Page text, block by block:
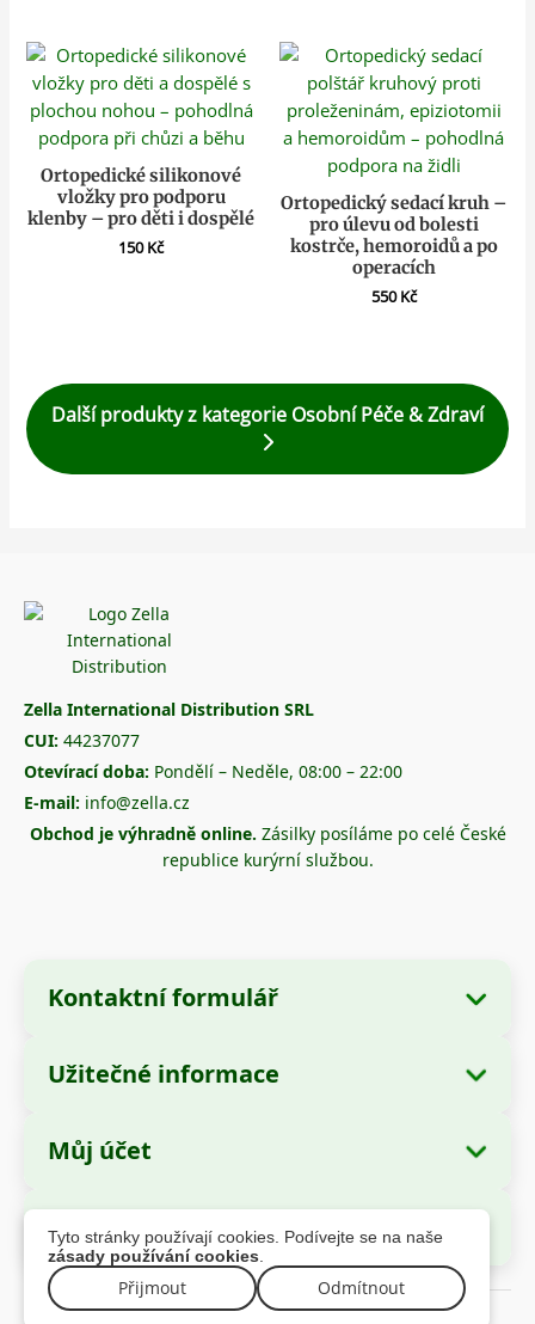
Tyto stránky používají cookies. Podívejte se na naše
zásady používání cookies
Přijmout Odmítnout
Ortopedické silikonové
vložky pro podporu
klenby – pro děti i dospělé
150Kč
Ortopedický sedací kruh –
pro úlevu od bolesti
kostrče, hemoroidů a po
operacích
550Kč
Další produkty z kategorie Osobní Péče & Zdraví
Zella International Distribution SRL
CUI: 44237077
Otevírací doba: Pondělí – Neděle, 08:00 – 22:00
E-mail: info@zella.cz
Obchod je výhradně online. Zásilky posíláme po celé České
republice kurýrní službou.
Kontaktní formulář
Název společnosti:
Distribution SRL
Sídlo:Strada Cuza Vodă nr. 97, Sector 4,
București, 040283, România
IČ (CUI):44237077
Užitečné informace
Jak objednávat?
Způsoby platby
Informace o dopravě
Reklamační řád
Můj účet
Moje objednávky
Osobní údaje
Adresy
Bezpečné platby
© 2026 zella.cz – Všechna práva vyhrazena